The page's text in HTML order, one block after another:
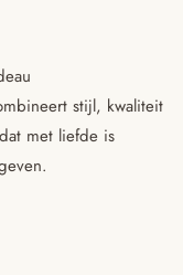
stijl, kwaliteit
met liefde is